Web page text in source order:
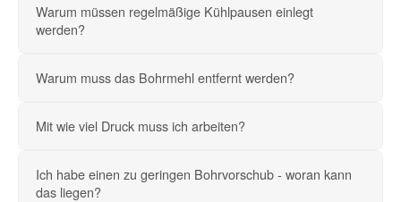
Warum müssen regelmäßige Kühlpausen einlegt
werden?
Warum muss das Bohrmehl entfernt werden?
Mit wie viel Druck muss ich arbeiten?
Ich habe einen zu geringen Bohrvorschub - woran kann
das liegen?